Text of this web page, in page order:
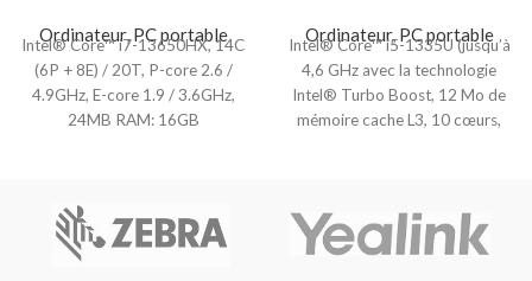
Ordinateur,PC portable
Intel® Core™ i7-13650HX, 14C
(6P + 8E) / 20T, P-core 2.6 /
4.9GHz, E-core 1.9 / 3.6GHz,
24MB RAM: 16GB
Ordinateur,PC portable
Intel® Core™ i5-1335U (jusqu’à
4,6 GHz avec la technologie
Intel® Turbo Boost, 12 Mo de
mémoire cache L3, 10 cœurs,